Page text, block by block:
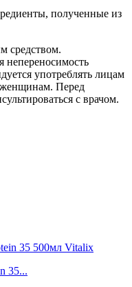
полученные из
средством.
непереносимость
употреблять лицам
Перед
с врачом.
35...